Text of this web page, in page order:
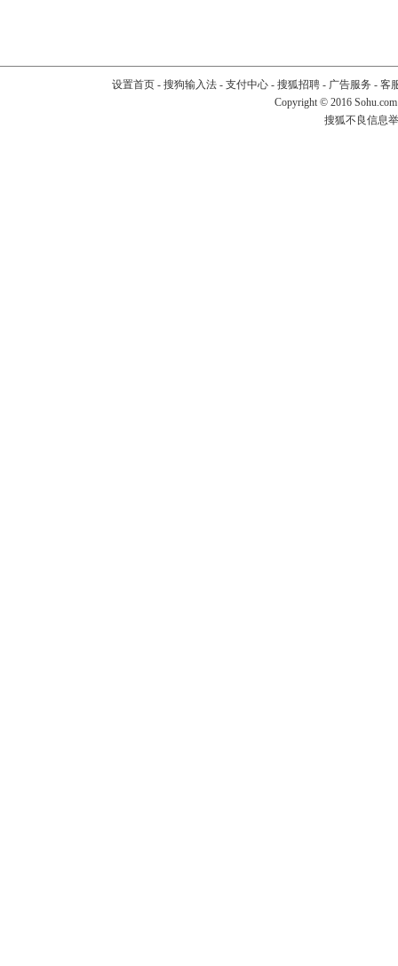
设置首页- 搜狗输入法- 支付中心- 搜狐招聘- 广告服务 - 客
Copyright © 2016
搜狐不良信息